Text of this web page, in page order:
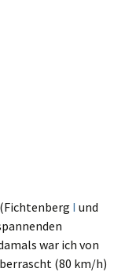
I und
war ich von
(80 km/h)